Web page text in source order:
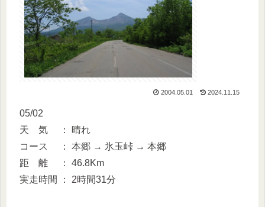
2004.05.01 2024.11.15
05/02
天 気 ： 晴れ
コース ： 本郷 → 氷玉峠 → 本郷
距 離 ： 46.8Km
実走時間 ： 2時間31分